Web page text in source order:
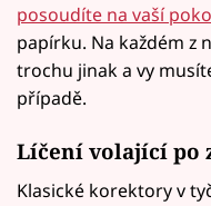
posoudíte na vaší
papírku. Na každém z
trochu jinak a vy
případě.
Líčení volající po
Klasické korektory v